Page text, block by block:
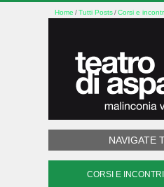
Home Tutti Posts Corsi e
NAVIGATE
CORSI E INCONTRI